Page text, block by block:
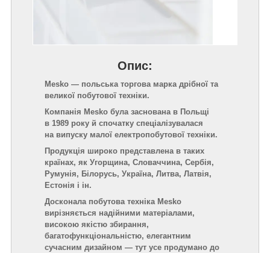
Опис:
Mesko — польська торгова марка дрібної та
великої побутової техніки.
Компанія Mesko була заснована в Польщі
в 1989 року й спочатку спеціалізувалася
на випуску малої електропобутової техніки.
Продукція широко представлена в таких
країнах, як Угорщина, Словаччина, Сербія,
Румунія, Білорусь, Україна, Литва, Латвія,
Естонія і ін.
Досконала побутова техніка Mesko
вирізняється надійними матеріалами,
високою якістю збирання,
багатофункціональністю, елегантним
сучасним дизайном — тут усе продумано до